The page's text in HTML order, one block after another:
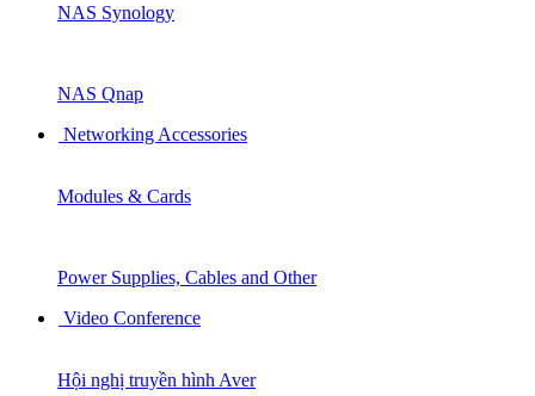
NAS Synology
NAS Qnap
Networking Accessories
Modules & Cards
Power Supplies, Cables and Other
Video Conference
Hội nghị truyền hình Aver